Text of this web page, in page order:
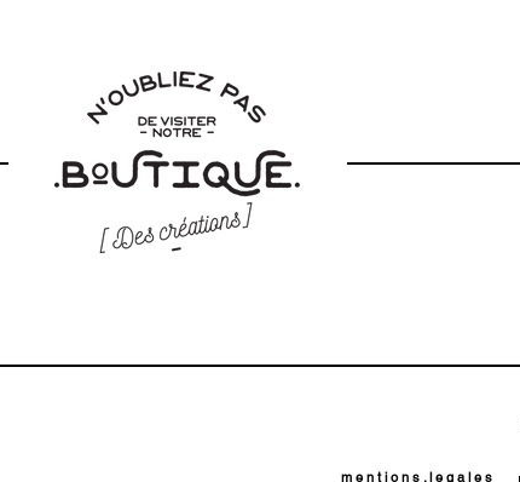
m e n t i o n s . l e g a l e s